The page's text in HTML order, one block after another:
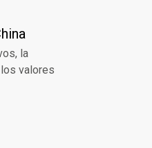
la
valores